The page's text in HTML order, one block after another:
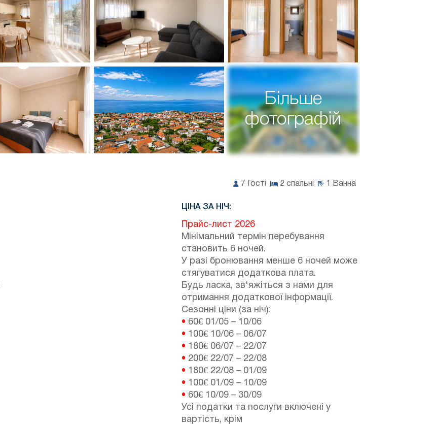
Більше
фотографій
7 Гості 2 спальні 1 Ванна
ЦІНА ЗА НІЧ:
Прайс-лист 2026
Мінімальний термін перебування
становить 6 ночей.
У разі бронювання менше 6 ночей може
стягуватися додаткова плата.
Будь ласка, зв'яжіться з нами для
отримання додаткової інформації.
Сезонні ціни (за ніч):
• 60€ 01/05 – 10/06
• 100€ 10/06 – 06/07
• 180€ 06/07 – 22/07
• 200€ 22/07 – 22/08
• 180€ 22/08 – 01/09
• 100€ 01/09 – 10/09
• 60€ 10/09 – 30/09
Усі податки та послуги включені у
вартість, крім